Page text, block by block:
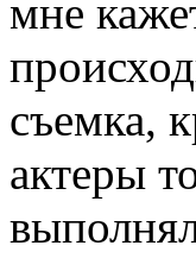
мне
съемка,
актеры